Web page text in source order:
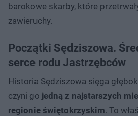
barokowe skarby, które
zawieruchy.
Początki Sędziszowa.
serce rodu Jastrzębców
Historia Sędziszowa sięga
czyni go jedną z najstarszych
regionie świętokrzyskim. To